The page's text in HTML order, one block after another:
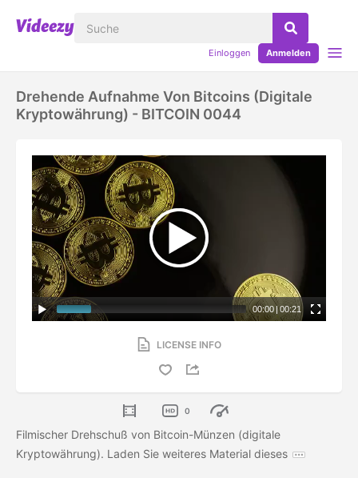
Einloggen Anmelden
Drehende Aufnahme Von Bitcoins (digitale
Kryptowährung) - BITCOIN 0044
00:00 |00:21
LICENSE INFO
0
Filmischer Drehschuß von Bitcoin-Münzen (digitale
Kryptowährung). Laden Sie weiteres Material dieses